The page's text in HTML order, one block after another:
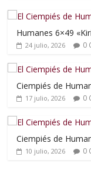
Humanes 6×49
24 julio, 2026 0
Ciempiés de
17 julio, 2026 0
Ciempiés de
10 julio, 2026 0